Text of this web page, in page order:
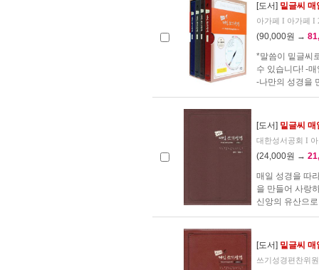
[도서] 밑글씨 매
아가페 I 아가페 I
(90,000원 →
*말씀이 밑글씨
수 있습니다! -
-나만의 성경을
[도서] 밑글씨 매
대한성서공회 I
(24,000원 →
매일 성경을 따
을 만들어 사랑
신앙의 유산으
[도서] 밑글씨 매
쓰기성경편찬위